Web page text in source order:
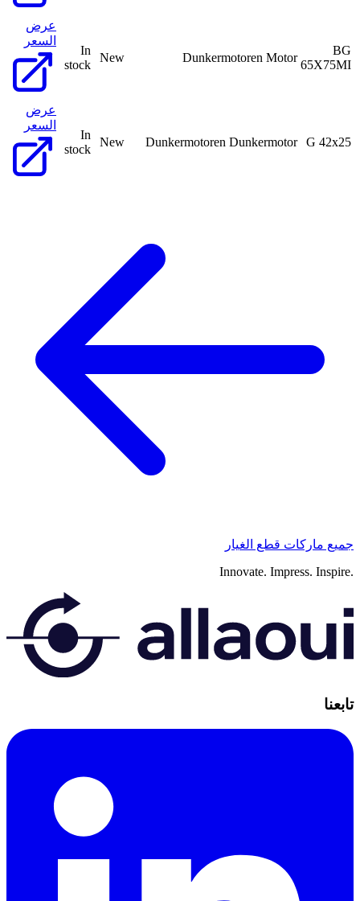
BG
65X75MI
Dunkermotoren Motor
New
In
stock
عرض
السعر
G 42x25
Dunkermotoren Dunkermotor
New
In
stock
عرض
السعر
جميع ماركات قطع الغيار
Innovate. Impress. Inspire.
تابعنا